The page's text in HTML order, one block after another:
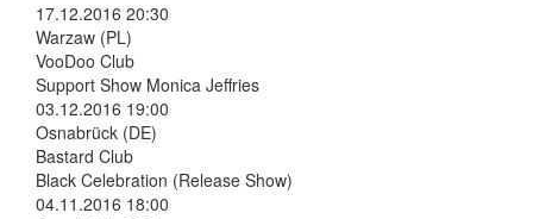
17.12.2016 20:30
Warzaw (PL)
VooDoo Club
Support Show Monica Jeffries
03.12.2016 19:00
Osnabrück (DE)
Bastard Club
Black Celebration (Release Show)
04.11.2016 18:00